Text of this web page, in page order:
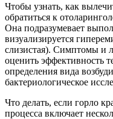
Чтобы узнать, как
обратиться к
Она подразумевает
визуализируется
слизистая). Симптомы и
оценить эффективность
определения вида
бактериологическое
Что делать, если горло
процесса включает